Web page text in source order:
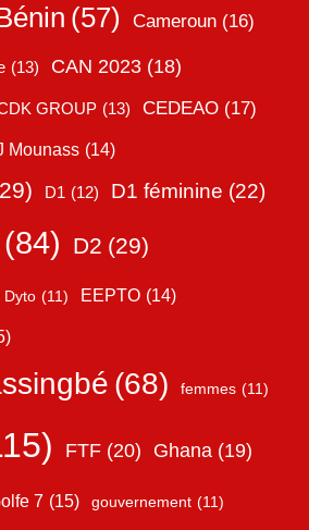
(57) Cameroun (16)
(13) CAN 2023 (18)
GROUP (13) CEDEAO (17)
Mounass (14)
D1 (12) D1 féminine (22)
(84) D2 (29)
Dyto (11) EEPTO (14)
(68) femmes (11)
FTF (20) Ghana (19)
7 (15) gouvernement (11)